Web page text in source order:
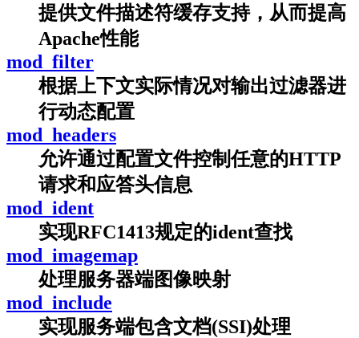
提供文件描述符缓存支持，从而提高
Apache性能
mod_filter
根据上下文实际情况对输出过滤器进
行动态配置
mod_headers
允许通过配置文件控制任意的HTTP
请求和应答头信息
mod_ident
实现RFC1413规定的ident查找
mod_imagemap
处理服务器端图像映射
mod_include
实现服务端包含文档(SSI)处理